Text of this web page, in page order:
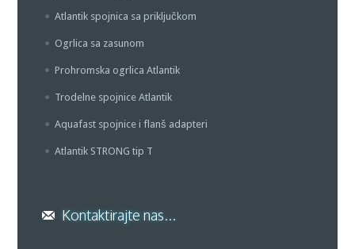
Atlantik spojnica sa priključkom
Ogrlica sa zasunom
Prohromska ogrlica Atlantik
Trodelne spojnice Atlantik
Aquafast spojnice i flanš adapteri
Atlantik STRONG tip T
Kontaktirajte nas...